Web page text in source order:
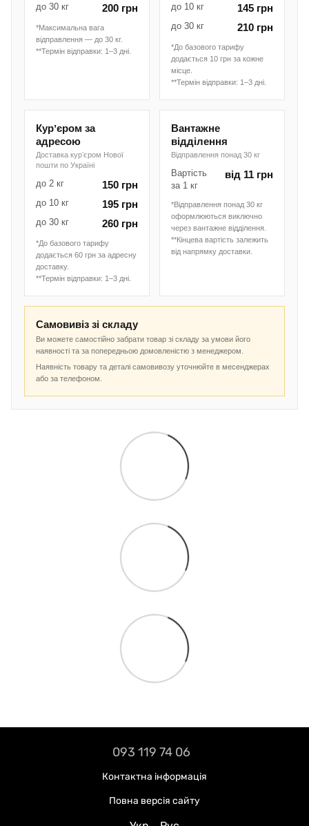
до 30 кг 200 грн
*Максимальна вага
відправлення — до 30 кг.
**Термін відправки: 1–3 дні.
до 10 кг 145 грн
до 30 кг 210 грн
*До базового тарифу
додається 10 грн за кожне
місце.
**Термін відправки: 1–3 дні.
Курʼєром за
адресою
Доставка курʼєром Нової
пошти по Україні
до 2 кг 150 грн
до 10 кг 195 грн
до 30 кг 260 грн
*До базового тарифу
додається 60 грн за адресну
доставку.
**Термін відправки: 1–3 дні.
Вантажне
відділення
Відправлення понад 30 кг
Вартість
за 1 кг
від 11 грн
*Відправлення понад 30 кг
оформлюються виключно
через вантажне відділення.
**Кінцева вартість залежить
від напрямку доставки.
Самовивіз зі складу
Ви можете самостійно забрати товар зі складу за умови його
наявності та за попередньою домовленістю з менеджером.
Наявність товару та деталі самовивозу уточнюйте в месенджерах
або за телефоном.
093 119 74 06
Контактна інформація
Повна версія сайту